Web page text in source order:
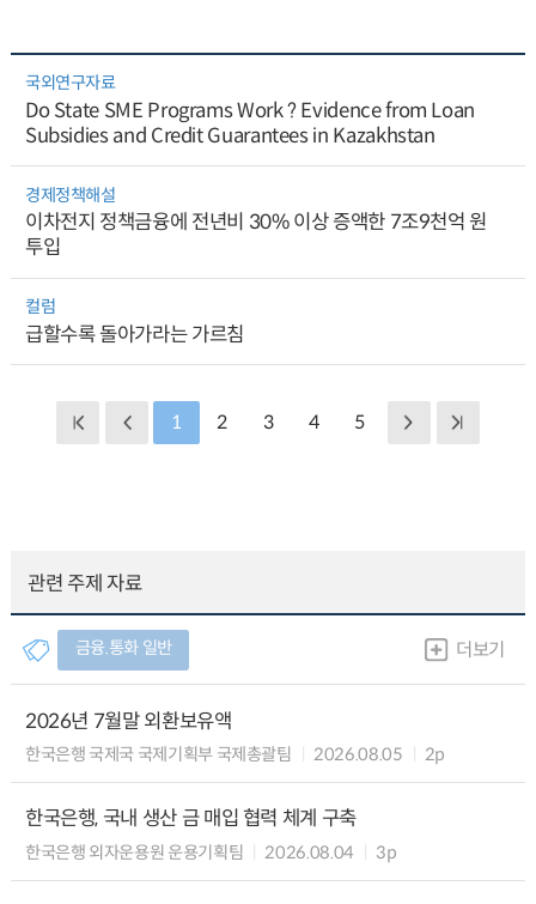
국외연구자료
Do State SME Programs Work ? Evidence from Loan
Subsidies and Credit Guarantees in Kazakhstan
경제정책해설
이차전지 정책금융에 전년비 30% 이상 증액한 7조9천억 원
투입
컬럼
급할수록 돌아가라는 가르침
1 2 3 4 5
관련 주제 자료
금융.통화 일반 더보기
2026년 7월말 외환보유액
한국은행 국제국 국제기획부 국제총괄팀 2026.08.05 2p
한국은행, 국내 생산 금 매입 협력 체계 구축
한국은행 외자운용원 운용기획팀 2026.08.04 3p